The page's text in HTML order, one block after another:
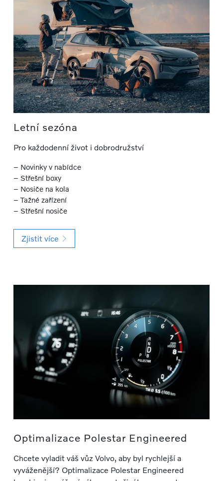
Letní sezóna
Pro každodenní život i dobrodružství
– Novinky v nabídce
– Střešní boxy
– Nosiče na kola
– Tažné zařízení
– Střešní nosiče
Zjistit více
Optimalizace Polestar Engineered
Chcete vyladit váš vůz Volvo, aby byl rychlejší a
vyváženější? Optimalizace Polestar Engineered